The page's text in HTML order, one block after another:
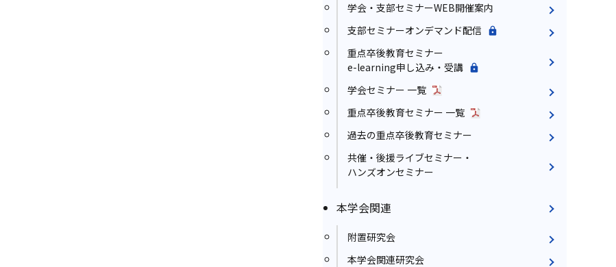
学会・支部セミナーWEB開催案内
支部セミナーオンデマンド配信
重点卒後教育セミナー
e-learning申し込み・受講
学会セミナー 一覧
重点卒後教育セミナー 一覧
過去の重点卒後教育セミナー
共催・後援ライブセミナー・
ハンズオンセミナー
本学会関連
附置研究会
本学会関連研究会